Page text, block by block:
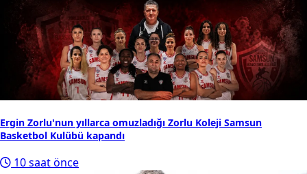
Ergin Zorlu'nun yıllarca omuzladığı Zorlu Koleji Samsun
Basketbol Kulübü kapandı
10 saat önce